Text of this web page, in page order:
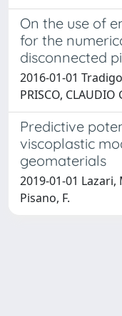
On the use of
for the
disconnected
2016-01-01
PRISCO, CLAUDIO
Predictive
viscoplastic
geomaterials
2019-01-01 Lazari,
Pisano, F.